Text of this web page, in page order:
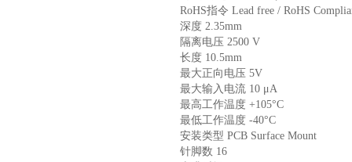
RoHS指令 Lead free / RoHS
深度 2.35mm
隔离电压 2500 V
长度 10.5mm
最大正向电压 5V
最大输入电流 10 μA
最高工作温度 +105°C
最低工作温度 -40°C
安装类型 PCB Surface Mount
针脚数 16